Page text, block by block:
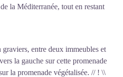
rend hommage à tous
la Méditerranée, tout en restant
entre deux immeubles et
la gauche sur cette promenade
la promenade végétalisée. // ! \\